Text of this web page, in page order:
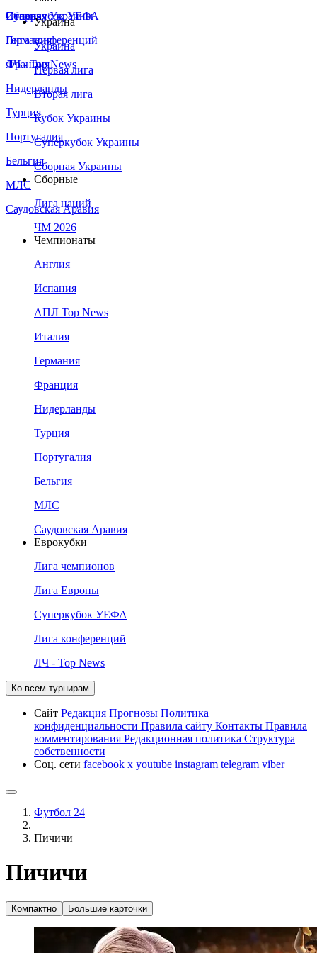
Сборная Украины
Италия
Германия
Франция
Нидерланды
Турция
Португалия
Бельгия
МЛС
Саудовская Аравия
Суперкубок УЕФА
Лига конференций
ЛЧ - Top News
Украина
Украина
Первая лига
Вторая лига
Кубок Украины
Суперкубок Украины
Сборная Украины
Сборные
Лига наций
ЧМ 2026
Чемпионаты
Англия
Испания
АПЛ Top News
Италия
Германия
Франция
Нидерланды
Турция
Португалия
Бельгия
МЛС
Саудовская Аравия
Еврокубки
Лига чемпионов
Лига Европы
Суперкубок УЕФА
Лига конференций
ЛЧ - Top News
Ко всем турнирам
Сайт Редакция Прогнозы Политика
конфиденциальности Правила сайту Контакты Правила
комментирования Редакционная политика Структура
собственности
Соц. сети facebook x youtube instagram telegram viber
Футбол 24
Пичичи
Пичичи
Компактно Большие карточки